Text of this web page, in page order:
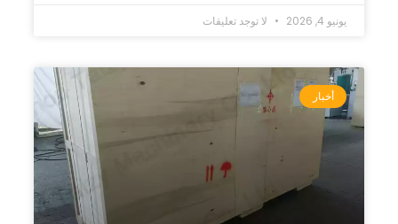
يونيو 4, 2026 لا توجد تعليقات
أخبار